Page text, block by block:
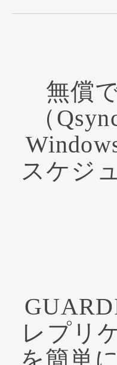
無償
（
スケジ
レプリ
を簡単